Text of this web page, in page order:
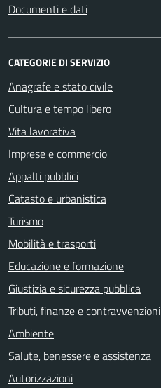
Documenti e dati
CATEGORIE DI SERVIZIO
Anagrafe e stato civile
Cultura e tempo libero
Vita lavorativa
Imprese e commercio
Appalti pubblici
Catasto e urbanistica
Turismo
Mobilità e trasporti
Educazione e formazione
Giustizia e sicurezza pubblica
Tributi, finanze e contravvenzioni
Ambiente
Salute, benessere e assistenza
Autorizzazioni